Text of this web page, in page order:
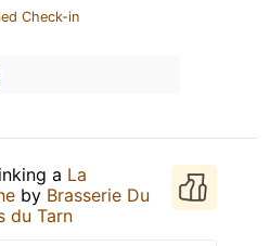
Check-in
a La
by Brasserie Du
du Tarn